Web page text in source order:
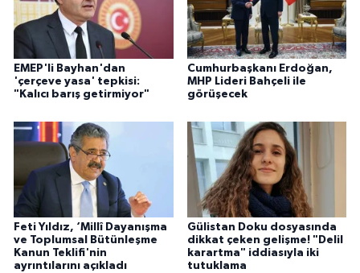
EMEP'li Bayhan'dan
'çerçeve yasa' tepkisi:
"Kalıcı barış getirmiyor"
Cumhurbaşkanı Erdoğan,
MHP Lideri Bahçeli ile
görüşecek
Feti Yıldız, ‘Millî Dayanışma
ve Toplumsal Bütünleşme
Kanun Teklifi'nin
ayrıntılarını açıkladı
Gülistan Doku dosyasında
dikkat çeken gelişme! "Delil
karartma" iddiasıyla iki
tutuklama